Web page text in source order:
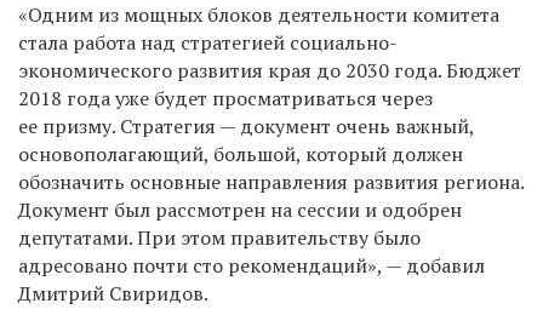
«Одним из мощных блоков деятельности комитета
стала работа над стратегией социально-
экономического развития края до 2030 года. Бюджет
2018 года уже будет просматриваться через
ее призму. Стратегия — документ очень важный,
основополагающий, большой, который должен
обозначить основные направления развития региона.
Документ был рассмотрен на сессии и одобрен
депутатами. При этом правительству было
адресовано почти сто рекомендаций», — добавил
Дмитрий Свиридов.